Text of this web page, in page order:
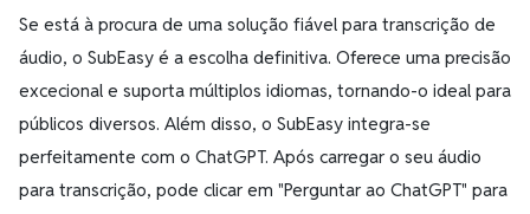
Se está à procura de uma solução fiável para transcrição de
áudio, o SubEasy é a escolha definitiva. Oferece uma precisão
excecional e suporta múltiplos idiomas, tornando-o ideal para
públicos diversos. Além disso, o SubEasy integra-se
perfeitamente com o ChatGPT. Após carregar o seu áudio
para transcrição, pode clicar em "Perguntar ao ChatGPT" para